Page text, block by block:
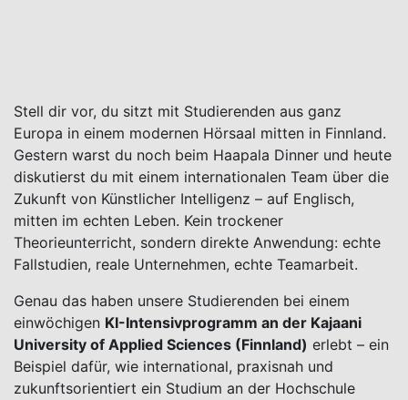
Stell dir vor, du sitzt mit Studierenden aus ganz
Europa in einem modernen Hörsaal mitten in Finnland.
Gestern warst du noch beim Haapala Dinner und heute
diskutierst du mit einem internationalen Team über die
Zukunft von Künstlicher Intelligenz – auf Englisch,
mitten im echten Leben. Kein trockener
Theorieunterricht, sondern direkte Anwendung: echte
Fallstudien, reale Unternehmen, echte Teamarbeit.
Genau das haben unsere Studierenden bei einem
einwöchigen KI-Intensivprogramm an der Kajaani
University of Applied Sciences (Finnland) erlebt – ein
Beispiel dafür, wie international, praxisnah und
zukunftsorientiert ein Studium an der Hochschule